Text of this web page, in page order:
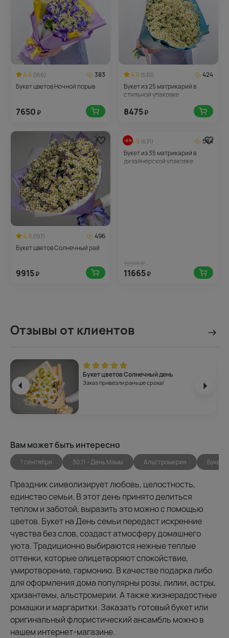
4.6 (166)
383
Букет цветов Ночной порыв
7650 ₽
4.6 (530)
424
Букет из 25 матрикарий в
стильной упаковке
8475₽
4.9 (197)
496
Букет цветов Солнечный рай
9915₽
-6%4.9 (631)
584
Букет из 35 матрикарий в
дизайнерской упаковке
11665₽
Отзывы от клиентов
Букет цветов Солнечный день
Заказ привезли раньше срока!
Вам может быть интересно
1 сентября 30.11 - День Мамы Альстромерия Букеты
Праздник символизирует любовь, целостность,
единство семьи. В этот день принято делиться
теплом и заботой, выразить это можно с помощью
цветов. Букет на День семьи передаст искренние
чувства без слов, создаст атмосферу домашнего
уюта. Традиционно выбираются нежные теплые
оттенки, которые олицетворяют спокойствие,
умиротворение, гармонию. В качестве подарка либо
для оформления дома популярны розы, лилии, астры,
хризантемы, альстромерии. А также жизнерадостные
ромашки и маргаритки. Заказать готовый букет или
оригинальный флористический ансамбль можно в
нашем интернет-магазине.